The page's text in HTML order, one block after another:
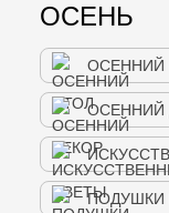
ОСЕНЬ
ОСЕННИЙ
ОСЕННИЙ
ПОДУШКИ